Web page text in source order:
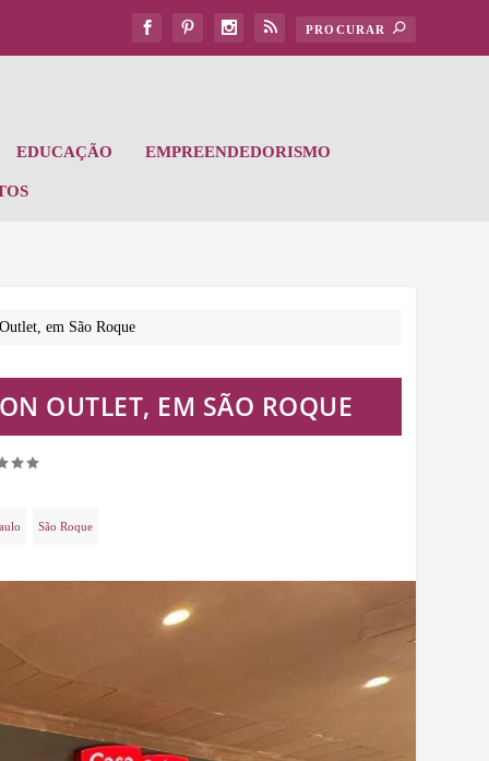
EDUCAÇÃO EMPREENDEDORISMO
em São Roque
OUTLET, EM SÃO ROQUE
São Roque